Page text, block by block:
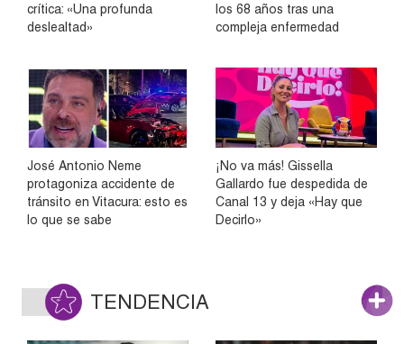
crítica: «Una profunda
deslealtad»
los 68 años tras una
compleja enfermedad
José Antonio Neme
protagoniza accidente de
tránsito en Vitacura: esto es
lo que se sabe
¡No va más! Gissella
Gallardo fue despedida de
Canal 13 y deja «Hay que
Decirlo»
TENDENCIA